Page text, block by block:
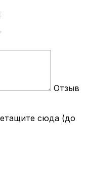
Отзыв
сюда (до